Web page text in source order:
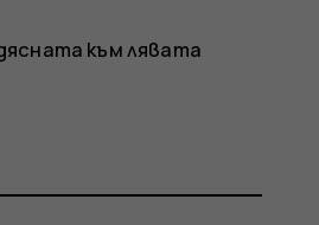
към лявата